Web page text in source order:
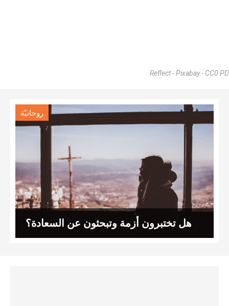
Reflect - Pixabay - CC0 PD
روحانيّة
هل تختبرون أزمة وتبحثون عن السعادة؟